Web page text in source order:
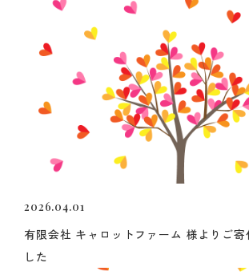
2026.04.01
有限会社 キャロットファーム 様よりご寄
した